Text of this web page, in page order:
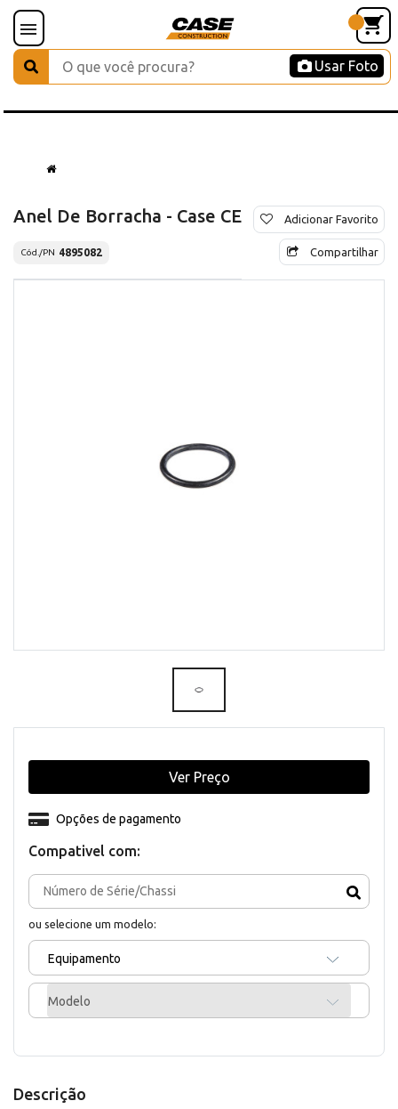
Usar Foto
Anel De Borracha - Case CE
Cód./PN 4895082
Adicionar Favorito
Compartilhar
Compativel com:
ou selecione um modelo:
Equipamento
Modelo
Opções de pagamento
Ver Preço
Descrição